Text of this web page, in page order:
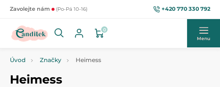
Zavolejte nám (Po-Pá 10-16) +420 770 330 792
0
Menu
Úvod Značky Heimess
Heimess